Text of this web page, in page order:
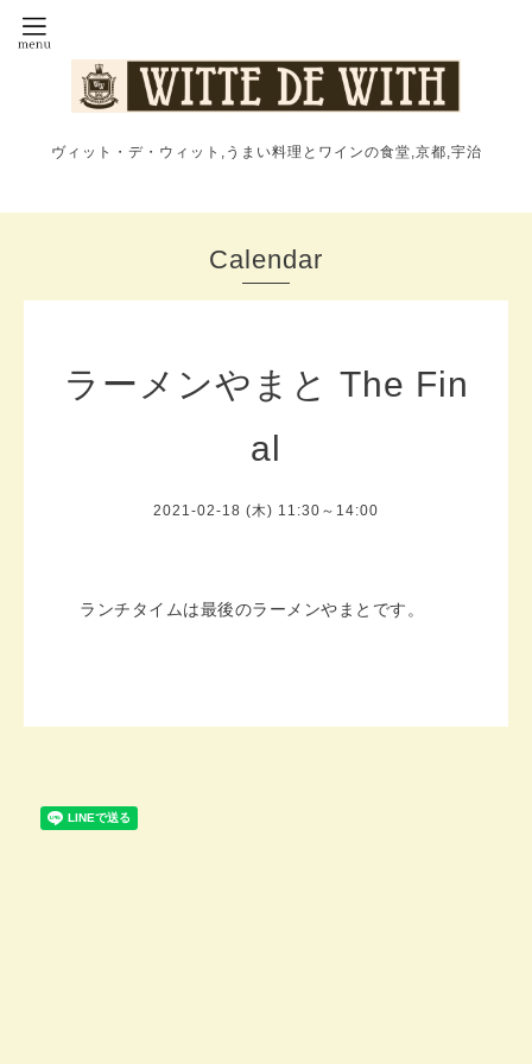
ヴィット・デ・ウィット,うまい料理とワインの食堂,京都,宇治
Calendar
ラーメンやまと The Fin
al
2021-02-18 (木) 11:30～14:00
ランチタイムは最後のラーメンやまとです。